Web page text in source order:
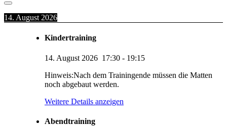
14. August 2026
Kindertraining
14. August 2026 17:30 - 19:15
Hinweis:Nach dem Trainingende müssen die Matten
noch abgebaut werden.
Weitere Details anzeigen
Abendtraining